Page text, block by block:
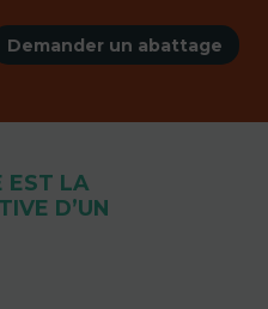
Demander un abattage
EST LA
D’UN